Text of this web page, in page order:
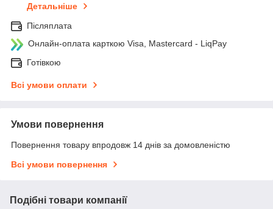
Детальніше
Післяплата
Онлайн-оплата карткою Visa, Mastercard - LiqPay
Готівкою
Всі умови оплати
Умови повернення
Повернення товару впродовж 14 днів за домовленістю
Всі умови повернення
Подібні товари компанії